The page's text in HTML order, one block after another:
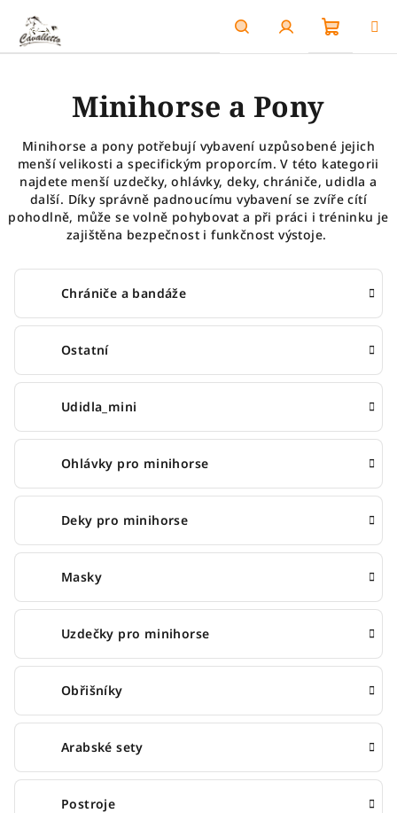
obsah
HledatPřihlášení
Minihorse a Pony
Minihorse a pony potřebují vybavení uzpůsobené jejich
menší velikosti a specifickým proporcím. V této kategorii
najdete menší uzdečky, ohlávky, deky, chrániče, udidla a
další. Díky správně padnoucímu vybavení se zvíře cítí
pohodlně, může se volně pohybovat a při práci i tréninku je
zajištěna bezpečnost i funkčnost výstoje.
Chrániče a bandáže
Ostatní
Udidla_mini
Ohlávky pro minihorse
Deky pro minihorse
Masky
Uzdečky pro minihorse
Obřišníky
Arabské sety
Postroje